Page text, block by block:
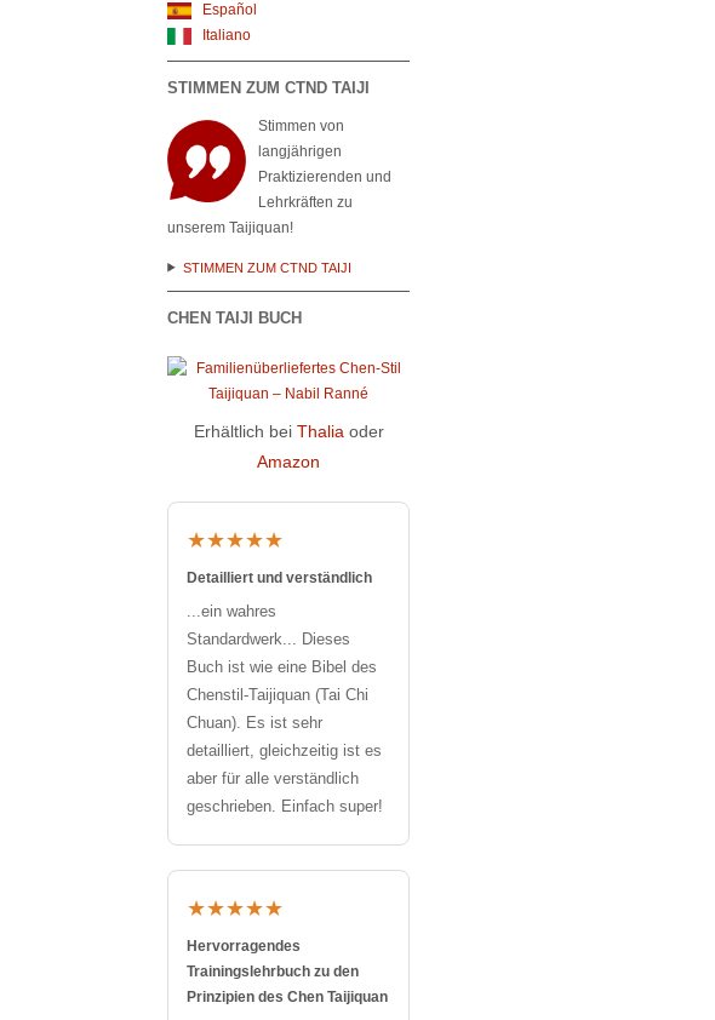
Español
Italiano
STIMMEN ZUM CTND TAIJI
Stimmen von
langjährigen
Praktizierenden und
Lehrkräften zu
unserem Taijiquan!
STIMMEN ZUM CTND TAIJI
CHEN TAIJI BUCH
Erhältlich bei Thalia oder
Amazon
★★★★★
Detailliert und verständlich
...ein wahres
Standardwerk... Dieses
Buch ist wie eine Bibel des
Chenstil-Taijiquan (Tai Chi
Chuan). Es ist sehr
detailliert, gleichzeitig ist es
aber für alle verständlich
geschrieben. Einfach super!
★★★★★
Hervorragendes
Trainingslehrbuch zu den
Prinzipien des Chen Taijiquan